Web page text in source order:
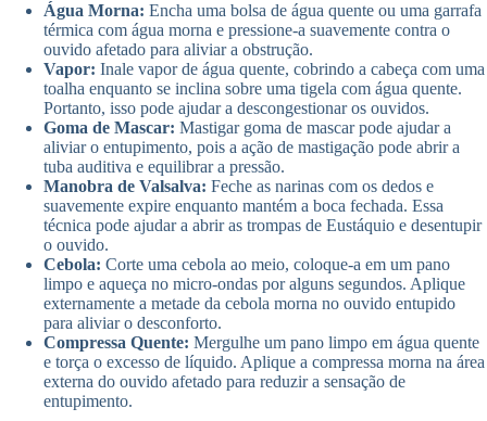
Água Morna: Encha uma bolsa de água quente ou uma garrafa
térmica com água morna e pressione-a suavemente contra o
ouvido afetado para aliviar a obstrução.
Vapor: Inale vapor de água quente, cobrindo a cabeça com uma
toalha enquanto se inclina sobre uma tigela com água quente.
Portanto, isso pode ajudar a descongestionar os ouvidos.
Goma de Mascar: Mastigar goma de mascar pode ajudar a
aliviar o entupimento, pois a ação de mastigação pode abrir a
tuba auditiva e equilibrar a pressão.
Manobra de Valsalva: Feche as narinas com os dedos e
suavemente expire enquanto mantém a boca fechada. Essa
técnica pode ajudar a abrir as trompas de Eustáquio e desentupir
o ouvido.
Cebola: Corte uma cebola ao meio, coloque-a em um pano
limpo e aqueça no micro-ondas por alguns segundos. Aplique
externamente a metade da cebola morna no ouvido entupido
para aliviar o desconforto.
Compressa Quente: Mergulhe um pano limpo em água quente
e torça o excesso de líquido. Aplique a compressa morna na área
externa do ouvido afetado para reduzir a sensação de
entupimento.